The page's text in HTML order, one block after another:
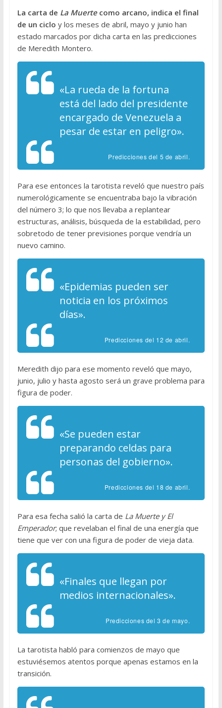
La carta de La Muertecomo arcano, indica el final
de un ciclo y los meses de abril, mayo y junio han
estado marcados por dicha carta en las predicciones
de Meredith Montero.
«La rueda de la fortuna
está del lado del presidente
encargado de Venezuela a
pesar de estar en peligro».
Predicciones del 5 de abril.
Para ese entonces la tarotista reveló que nuestro país
numerológicamente se encuentraba bajo la vibración
del número 3; lo que nos llevaba a replantear
estructuras, análisis, búsqueda de la estabilidad, pero
sobretodo de tener previsiones porque vendría un
nuevo camino.
«Epidemias pueden ser
noticia en los próximos
días».
Predicciones del 12 de abril.
Meredith dijo para ese momento reveló que mayo,
junio, julio y hasta agosto será un grave problema para
figura de poder.
«Se pueden estar
preparando celdas para
personas del gobierno».
Predicciones del 18 de abril.
Para esa fecha salió la carta de La Muerte y El
Emperador; que revelaban el final de una energía que
tiene que ver con una figura de poder de vieja data.
«Finales que llegan por
medios internacionales».
Predicciones del 3 de mayo.
La tarotista habló para comienzos de mayo que
estuviésemos atentos porque apenas estamos en la
transición.